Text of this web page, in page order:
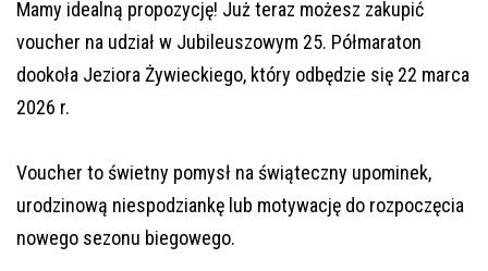
Mamy idealną propozycję! Już teraz możesz zakupić
voucher na udział w Jubileuszowym 25. Półmaraton
dookoła Jeziora Żywieckiego, który odbędzie się 22 marca
2026 r.
Voucher to świetny pomysł na świąteczny upominek,
urodzinową niespodziankę lub motywację do rozpoczęcia
nowego sezonu biegowego.